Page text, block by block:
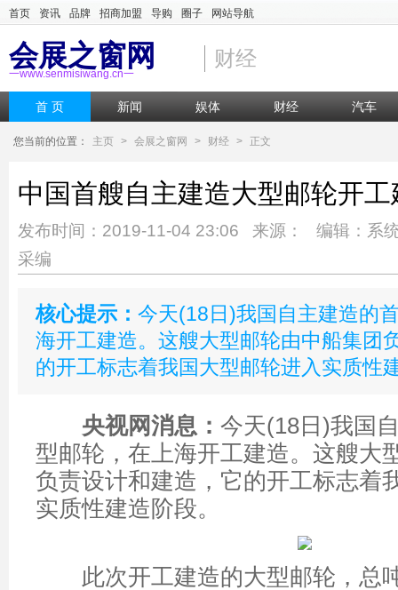
首页 资讯 品牌 招商加盟 导购 圈子 网站导航
会展之窗网
一www.senmisiwang.cn一
财经
首 页 新闻 娱体 财经 汽车
您当前的位置： 主页 > 会展之窗网 > 财经 > 正文
中国首艘自主建造大型邮轮开工
发布时间：2019-11-04 23:06 来源： 编辑：系
采编
核心提示： 今天(18日)我国自主建造的
海开工建造。这艘大型邮轮由中船集团
的开工标志着我国大型邮轮进入实质性
央视网消息： 今天(18日)我国
型邮轮，在上海开工建造。这艘大
负责设计和建造，它的开工标志着
实质性建造阶段。
此次开工建造的大型邮轮，总